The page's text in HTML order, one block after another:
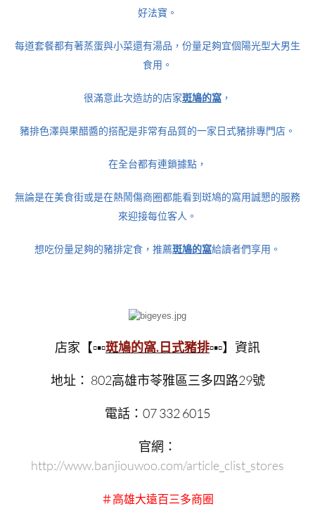
好法寶。
每道套餐都有著蒸蛋與小菜還有湯品，份量足夠宜個陽光型大男生
食用。
很滿意此次造訪的店家斑鳩的窩 ，
豬排色澤與果醋醬的搭配是非常有品質的一家日式豬排專門店。
在全台都有連鎖據點，
無論是在美食街或是在熱鬧傷商圈都能看到斑鳩的窩用誠懇的服務
來迎接每位客人。
想吃份量足夠的豬排定食，推薦斑鳩的窩給讀者們享用。
店家【▫▪▫斑鳩的窩.日式豬排▫▪▫】資訊
地址： 802高雄市苓雅區三多四路29號
電話：07 332 6015
官網：
http://www.banjiouwoo.com/article_clist_stores
＃高雄大遠百三多商圈